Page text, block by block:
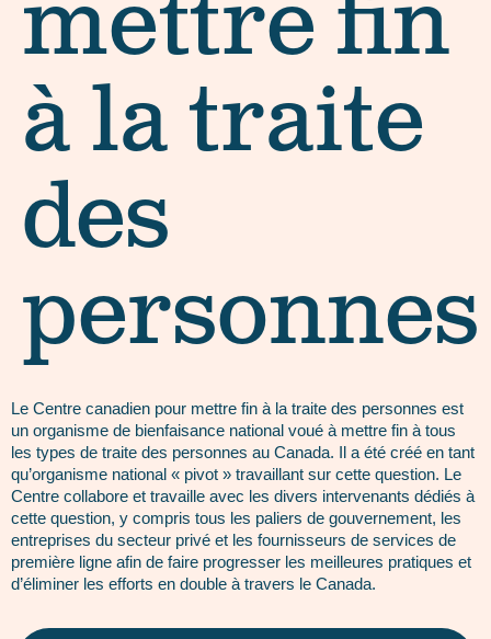
mettre fin
à la traite
des
personnes
Le Centre canadien pour mettre fin à la traite des personnes est
un organisme de bienfaisance national voué à mettre fin à tous
les types de traite des personnes au Canada. Il a été créé en tant
qu’organisme national « pivot » travaillant sur cette question. Le
Centre collabore et travaille avec les divers intervenants dédiés à
cette question, y compris tous les paliers de gouvernement, les
entreprises du secteur privé et les fournisseurs de services de
première ligne afin de faire progresser les meilleures pratiques et
d’éliminer les efforts en double à travers le Canada.